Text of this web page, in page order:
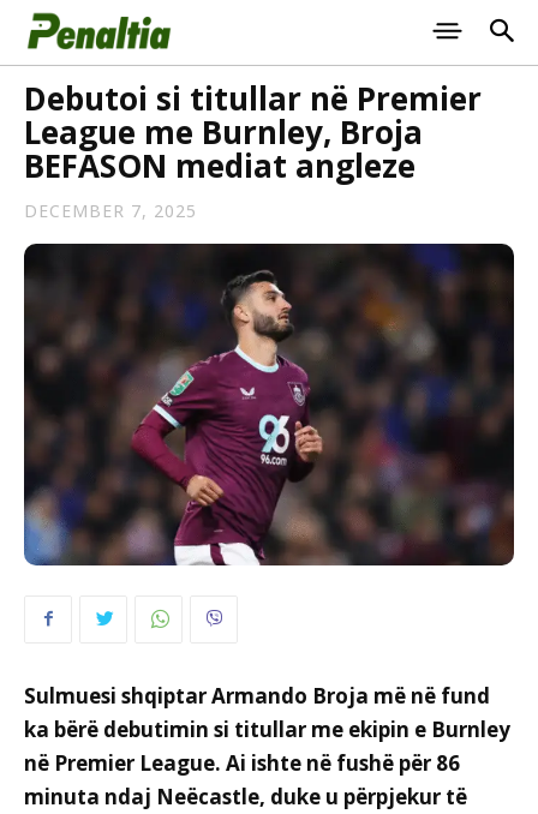
Debutoi si titullar në Premier
League me Burnley, Broja
BEFASON mediat angleze
DECEMBER 7, 2025
Sulmuesi shqiptar Armando Broja më në fund
ka bërë debutimin si titullar me ekipin e Burnley
në Premier League. Ai ishte në fushë për 86
minuta ndaj Neëcastle, duke u përpjekur të